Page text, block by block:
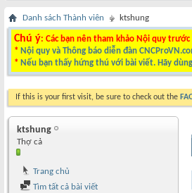
Danh sách Thành viên ktshung
Chú ý: Các bạn nên tham khảo Nội quy
* Nội quy và Thông báo diễn đàn
* Nếu bạn thấy hứng thú với bài viết. Hãy
If this is your first visit, be sure to check out the
ktshung
Thợ cả
Trang chủ
Tìm tất cả bài viết